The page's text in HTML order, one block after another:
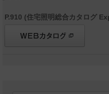
P.910 (住宅照明総合カタログ